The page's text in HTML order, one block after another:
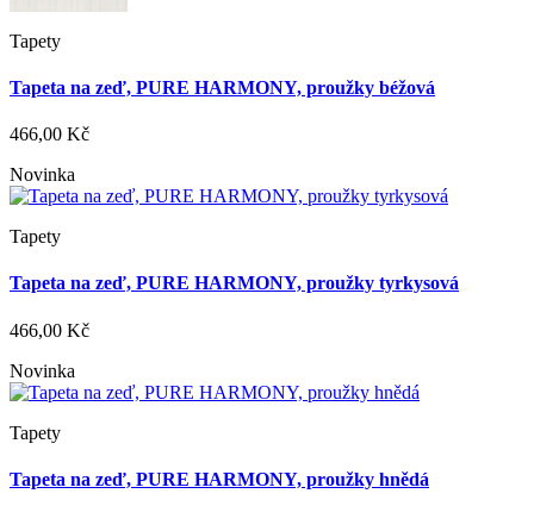
Tapety
Tapeta na zeď, PURE HARMONY, proužky béžová
466,00 Kč
Novinka
Tapety
Tapeta na zeď, PURE HARMONY, proužky tyrkysová
466,00 Kč
Novinka
Tapety
Tapeta na zeď, PURE HARMONY, proužky hnědá